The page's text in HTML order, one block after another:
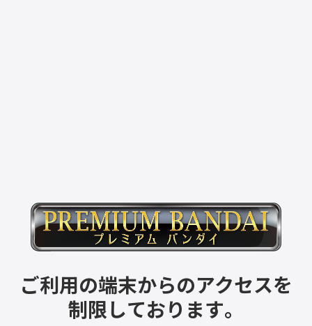
ご利用の端末からのアクセスを
制限しております。